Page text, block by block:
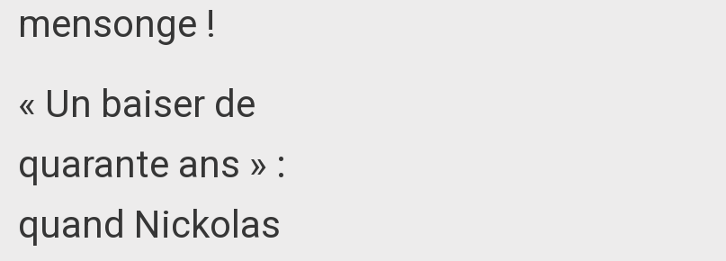
mensonge !
« Un baiser de
quarante ans » :
quand Nickolas